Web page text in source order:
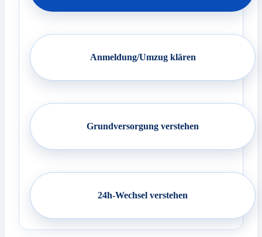
Anmeldung/Umzug klären
Grundversorgung verstehen
24h-Wechsel verstehen